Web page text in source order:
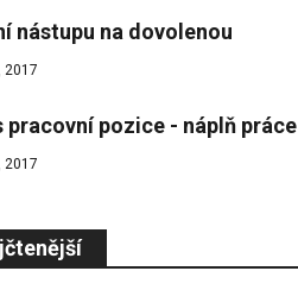
nástupu na dovolenou
2017
pracovní pozice - náplň práce
2017